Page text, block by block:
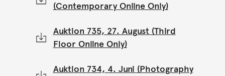
(Contemporary Online Only)
Auktion 735, 27. August (Third
Floor Online Only)
Auktion 734, 4. Juni (Photography